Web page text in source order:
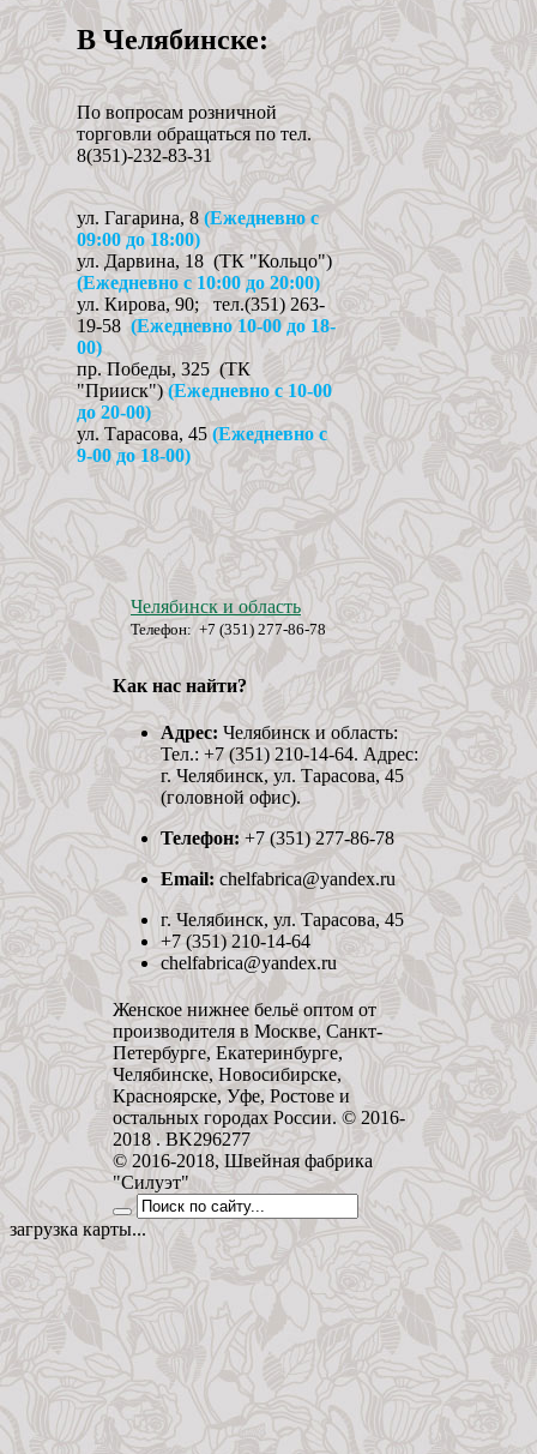
В Челябинске:
По вопросам розничной
торговли обращаться по тел.
8(351)-232-83-31
ул. Гагарина, 8 (Ежедневно с
09:00 до 18:00)
ул. Дарвина, 18 (ТК "Кольцо")
(Ежедневно с 10:00 до 20:00)
ул. Кирова, 90; тел.(351) 263-
19-58 (Ежедневно 10-00 до 18-
00)
пр. Победы, 325 (ТК
"Прииск") (Ежедневно с10-00
до 20-00)
ул. Тарасова, 45 (Ежедневно с
9-00 до 18-00)
Челябинск и область
Телефон: +7 (351) 277-86-78
Как нас найти?
Адрес: Челябинск и область:
Тел.: +7 (351) 210-14-64. Адрес:
г. Челябинск, ул. Тарасова, 45
(головной офис).
Телефон: +7 (351) 277-86-78
Email: chelfabrica@yandex.ru
г. Челябинск, ул. Тарасова, 45
+7 (351) 210-14-64
chelfabrica@yandex.ru
Женское нижнее бельё оптом от
производителя в Москве, Санкт-
Петербурге, Екатеринбурге,
Челябинске, Новосибирске,
Красноярске, Уфе, Ростове и
остальных городах России. © 2016-
2018 . BK296277
© 2016-2018, Швейная фабрика
"Силуэт"
загрузка карты...